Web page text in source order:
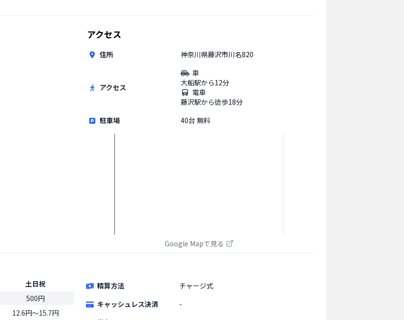
アクセス
住所 神奈川県藤沢市川名820
アクセス
車
大船駅から12分
電車
藤沢駅から徒歩18分
駐車場
40台 無料
Google Mapで見る
土日祝
500円
12.6円〜15.7円
精算方法
チャージ式
キャッシュレス決済
-